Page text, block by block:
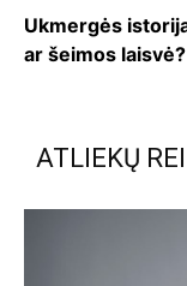
Ukmergės
ar šeimos laisvė?
ATLIEKŲ